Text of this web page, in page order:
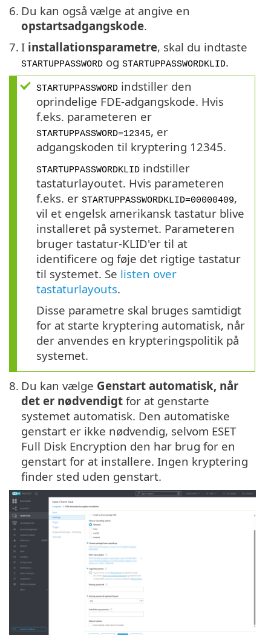
6. Du kan også vælge at angive en
opstartsadgangskode.
7. I installationsparametre, skal du indtaste
STARTUPPASSWORD og STARTUPPASSWORDKLID.
STARTUPPASSWORD indstiller den
oprindelige FDE-adgangskode. Hvis
f.eks. parameteren er
STARTUPPASSWORD=12345, er
adgangskoden til kryptering 12345.
STARTUPPASSWORDKLID indstiller
tastaturlayoutet. Hvis parameteren
f.eks. er STARTUPPASSWORDKLID=00000409,
vil et engelsk amerikansk tastatur blive
installeret på systemet. Parameteren
bruger tastatur-KLID'er til at
identificere og føje det rigtige tastatur
til systemet. Se listen over
tastaturlayouts.
Disse parametre skal bruges samtidigt
for at starte kryptering automatisk, når
der anvendes en krypteringspolitik på
systemet.
8. Du kan vælge Genstart automatisk, når
det er nødvendigt for at genstarte
systemet automatisk. Den automatiske
genstart er ikke nødvendig, selvom ESET
Full Disk Encryption den har brug for en
genstart for at installere. Ingen kryptering
finder sted uden genstart.